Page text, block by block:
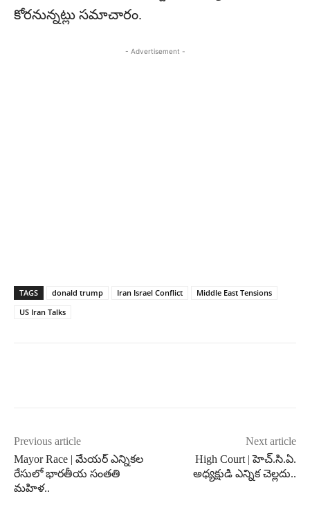
కోరనున్నట్లు సమాచారం.
- Advertisement -
TAGS donald trump Iran Israel Conflict
Middle East Tensions
US Iran Talks
Previous article
Mayor Race | మేయర్ ఎన్నికల
రేసులో భారతీయ సంతతి
మహిళ..
Next article
High Court | హెచ్.సి.ఏ.
అధ్యక్షుడి ఎన్నిక చెల్లదు..